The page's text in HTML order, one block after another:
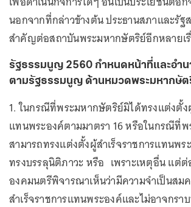
นอกจากที่กล่าวข้างต้น ประธานสภาและรั
สำคัญต่อสถาบันพระมหากษัตริย์อีกหลายเ
รัฐธรรมนูญ 2560 กำหนดหน้าที่และอำน
ตามรัฐธรรมนูญ ด้านหมวดพระมหากษัต
1. ในกรณีที่พระมหากษัตริย์มิได้ทรงแต่งตั้ง
แทนพระองค์ตามมาตรา 16 หรือในกรณีที่
สามารถทรงแต่งตั้งผู้สำเร็จราชการแทนพร
ทรงบรรลุนิติภาวะ หรือ เพราะเหตุอื่น แต่
องคมนตรีพิจารณาเห็นว่ามีความจำเป็นสม
สำเร็จราชการแทนพระองค์และไม่อาจกร